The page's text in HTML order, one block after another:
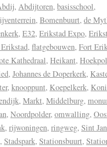
, Abdijtoren, basisschool,
, Bomenbuurt, de
, E32, Erikstad Expo,
, flatgebouwen, Fort
Kathedraal, Heikant,
, Johannes de Doperkerk,
, knooppunt, Koepelkerk,
, Markt, Middelburg,
, Noordpolder, omwalling,
, rijwoningen, ringweg, Sint
, Stadspark, Stationsbuurt,